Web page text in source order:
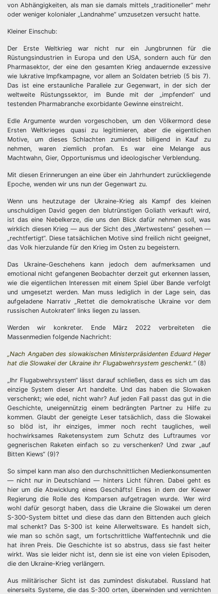
von Abhängigkeiten, als man sie damals mittels „traditioneller“ mehr
oder weniger kolonialer „Landnahme“ umzusetzen versucht hatte.
Kleiner Einschub:
Der Erste Weltkrieg war nicht nur ein Jungbrunnen für die
Rüstungsindustrien in Europa und den USA, sondern auch für den
Pharmasektor, der eine den gesamten Krieg andauernde exzessive
wie lukrative Impfkampagne, vor allem an Soldaten betrieb (5 bis 7).
Das ist eine erstaunliche Parallele zur Gegenwart, in der sich der
weltweite Rüstungssektor, im Bunde mit der „impfenden“ und
testenden Pharmabranche exorbidante Gewinne einstreicht.
Edle Argumente wurden vorgeschoben, um den Völkermord dese
Ersten Weltkrieges quasi zu legitimieren, aber die eigentlichen
Motive, um dieses Schlachten zumindest billigend in Kauf zu
nehmen, waren ziemlich profan. Es war eine Melange aus
Machtwahn, Gier, Opportunismus und ideologischer Verblendung.
Mit diesen Erinnerungen an eine über ein Jahrhundert zurückliegende
Epoche, wenden wir uns nun der Gegenwart zu.
Wenn uns heutzutage der Ukraine-Krieg als Kampf des kleinen
unschuldigen David gegen den blutrünstigen Goliath verkauft wird,
ist das eine Nebelkerze, die uns den Blick dafür nehmen soll, was
wirklich diesen Krieg — aus der Sicht des „Wertwestens“ gesehen —
„rechtfertigt“. Diese tatsächlichen Motive sind freilich nicht geeignet,
das Volk hierzulande für den Krieg im Osten zu begeistern.
Das Ukraine-Geschehens kann jedoch dem aufmerksamen und
emotional nicht gefangenen Beobachter derzeit gut erkennen lassen,
wie die eigentlichen Interessen mit einem Spiel über Bande verfolgt
und umgesetzt werden. Man muss lediglich in der Lage sein, das
aufgeladene Narrativ „Rettet die demokratische Ukraine vor dem
russischen Autokraten“ links liegen zu lassen.
Werden wir konkreter. Ende März 2022 verbreiteten die
Massenmedien folgende Nachricht:
„Nach Angaben des slowakischen Ministerpräsidenten Eduard Heger
hat die Slowakei der Ukraine ihr Flugabwehrsystem geschenkt.“(8)
„Ihr Flugabwehrsystem“ lässt darauf schließen, dass es sich um das
einzige System dieser Art handelte. Und das haben die Slowaken
verschenkt; wie edel, nicht wahr? Auf jeden Fall passt das gut in die
Geschichte, uneigennützig einem bedrängten Partner zu Hilfe zu
kommen. Glaubt der geneigte Leser tatsächlich, dass die Slowakei
so blöd ist, ihr einziges, immer noch recht taugliches, weil
hochwirksames Raketensystem zum Schutz des Luftraumes vor
gegnerischen Raketen einfach so zu verschenken? Und zwar „auf
Bitten Kiews“ (9)?
So simpel kann man also den durchschnittlichen Medienkonsumenten
— nicht nur in Deutschland — hinters Licht führen. Dabei geht es
hier um die Abwicklung eines Geschäfts! Eines in dem der Kiewer
Regierung die Rolle des Komparsen aufgetragen wurde. Wer wird
wohl dafür gesorgt haben, dass die Ukraine die Slowakei um deren
S-300-System bittet und diese das dann den Bittenden auch gleich
mal schenkt? Das S-300 ist keine Allerweltsware. Es handelt sich,
wie man so schön sagt, um fortschrittliche Waffentechnik und die
hat ihren Preis. Die Geschichte ist so abstrus, dass sie fast heiter
wirkt. Was sie leider nicht ist, denn sie ist eine von vielen Episoden,
die den Ukraine-Krieg verlängern.
Aus militärischer Sicht ist das zumindest diskutabel. Russland hat
einerseits Systeme, die das S-300 orten, überwinden und vernichten